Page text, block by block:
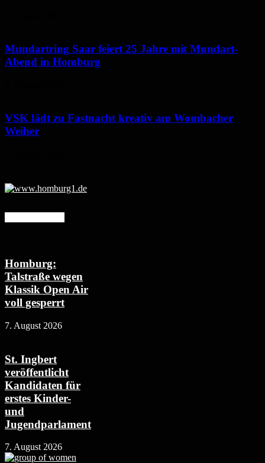
Mundartring Saar feiert 25 Jahre mit Mundart-
Abend in Homburg
VSK lädt zu Fastnacht kreativ am Wombacher
Weiher
Homburg:
Talstraße wegen
Klassik Open Air
voll gesperrt
7. August 2026
St. Ingbert
veröffentlicht
Kandidaten für
erstes Kinder-
und
Jugendparlament
7. August 2026